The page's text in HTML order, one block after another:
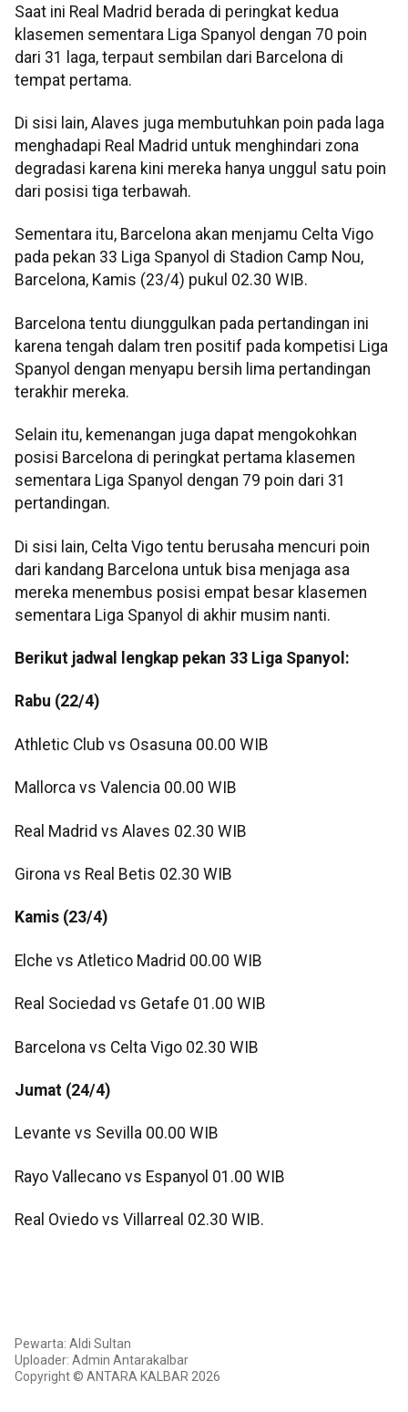
Saat ini Real Madrid berada di peringkat kedua
klasemen sementara Liga Spanyol dengan 70 poin
dari 31 laga, terpaut sembilan dari Barcelona di
tempat pertama.
Di sisi lain, Alaves juga membutuhkan poin pada laga
menghadapi Real Madrid untuk menghindari zona
degradasi karena kini mereka hanya unggul satu poin
dari posisi tiga terbawah.
Sementara itu, Barcelona akan menjamu Celta Vigo
pada pekan 33 Liga Spanyol di Stadion Camp Nou,
Barcelona, Kamis (23/4) pukul 02.30 WIB.
Barcelona tentu diunggulkan pada pertandingan ini
karena tengah dalam tren positif pada kompetisi Liga
Spanyol dengan menyapu bersih lima pertandingan
terakhir mereka.
Selain itu, kemenangan juga dapat mengokohkan
posisi Barcelona di peringkat pertama klasemen
sementara Liga Spanyol dengan 79 poin dari 31
pertandingan.
Di sisi lain, Celta Vigo tentu berusaha mencuri poin
dari kandang Barcelona untuk bisa menjaga asa
mereka menembus posisi empat besar klasemen
sementara Liga Spanyol di akhir musim nanti.
Berikut jadwal lengkap pekan 33 Liga Spanyol:
Rabu (22/4)
Athletic Club vs Osasuna 00.00 WIB
Mallorca vs Valencia 00.00 WIB
Real Madrid vs Alaves 02.30 WIB
Girona vs Real Betis 02.30 WIB
Kamis (23/4)
Elche vs Atletico Madrid 00.00 WIB
Real Sociedad vs Getafe 01.00 WIB
Barcelona vs Celta Vigo 02.30 WIB
Jumat (24/4)
Levante vs Sevilla 00.00 WIB
Rayo Vallecano vs Espanyol 01.00 WIB
Real Oviedo vs Villarreal 02.30 WIB.
Pewarta: Aldi Sultan
Uploader: Admin Antarakalbar
Copyright © ANTARA KALBAR 2026